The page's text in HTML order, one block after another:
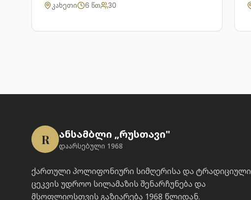
კახეთი 6 წთ 30
R ანსამბლი „რუსთავი"
დაარსებული 1968
ქართული პოლიფონიური სიმღერისა და ტრადიციული
ცეკვის უდროო სილამაზის შენარჩუნება და
მსოფლიოსთვის გაზიარება 1968 წლიდან.